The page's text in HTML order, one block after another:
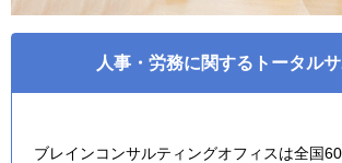
人事・労務に関するトータル
ブレインコンサルティングオフィスは全国